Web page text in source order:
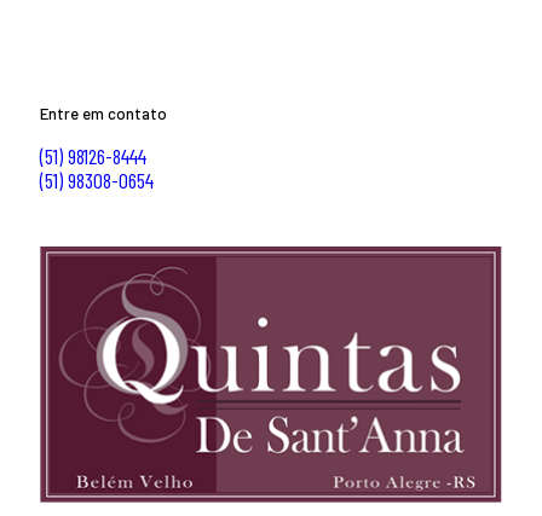
Entre em contato
(51) 98126-8444
(51) 98308-0654